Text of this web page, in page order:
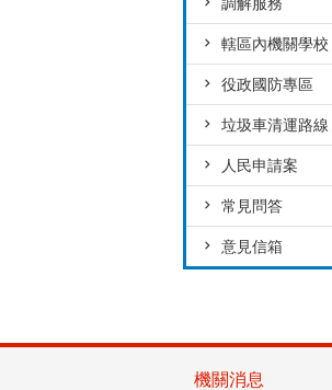
轄區內機關學校
役政國防專區
垃圾車清運路線
人民申請案
常見問答
意見信箱
機關消息